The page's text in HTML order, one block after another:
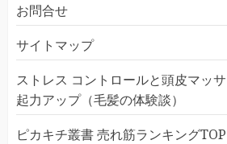
お問合せ
サイトマップ
ストレス コントロールと頭皮マッ
起力アップ（毛髪の体験談）
ピカキチ叢書 売れ筋ランキング